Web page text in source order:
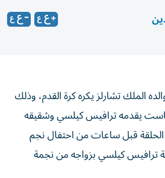
الملك تشارلز يكره كرة القدم، وذلك
يقدمه ترافيس كيلسي وشقيقه
قبل ساعات من احتفال نجم
ترافيس كيلسي بزواجه من نجمة